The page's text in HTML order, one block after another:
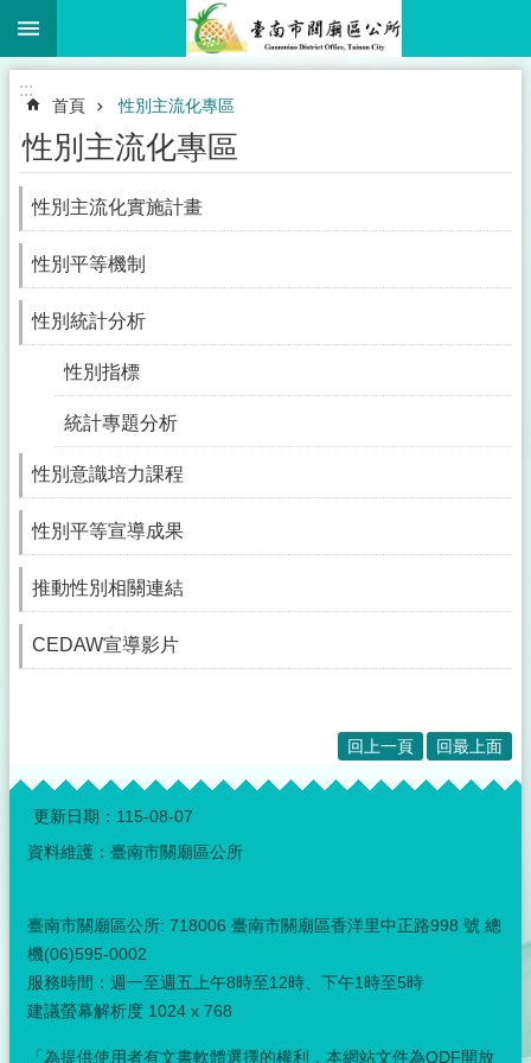
跳到主要內容區塊
:::
首頁 性別主流化專區
性別主流化專區
性別主流化實施計畫
性別平等機制
性別統計分析
性別指標
統計專題分析
性別意識培力課程
性別平等宣導成果
推動性別相關連結
CEDAW宣導影片
回上一頁 回最上面
:::
更新日期： 115-08-07
資料維護：臺南市關廟區公所
臺南市關廟區公所: 718006 臺南市關廟區香洋里中正路998 號 總
機(06)595-0002
服務時間：週一至週五上午8時至12時、下午1時至5時
建議螢幕解析度 1024 x 768
「為提供使用者有文書軟體選擇的權利，本網站文件為ODF開放